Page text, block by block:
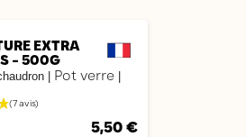
EXTRA
- 500G
| Pot verre
5,50 €